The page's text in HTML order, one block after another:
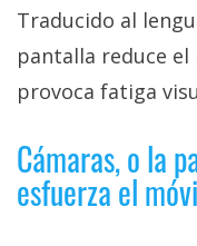
Traducido al
pantalla reduce
provoca fatiga
Cámaras, o la
esfuerza el